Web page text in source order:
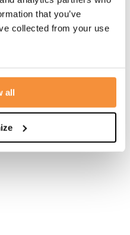
that you’ve
collected from your use
all
met het overlijden
veel sterkte en steun aan elkaar.